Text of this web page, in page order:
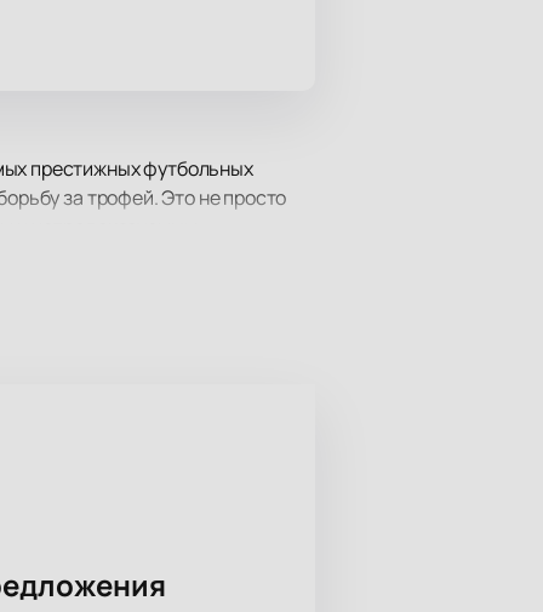
престижных футбольных
за трофей. Это не просто
титулов.
крупных спортивных
просмотра игры: будь то
себя частью большого